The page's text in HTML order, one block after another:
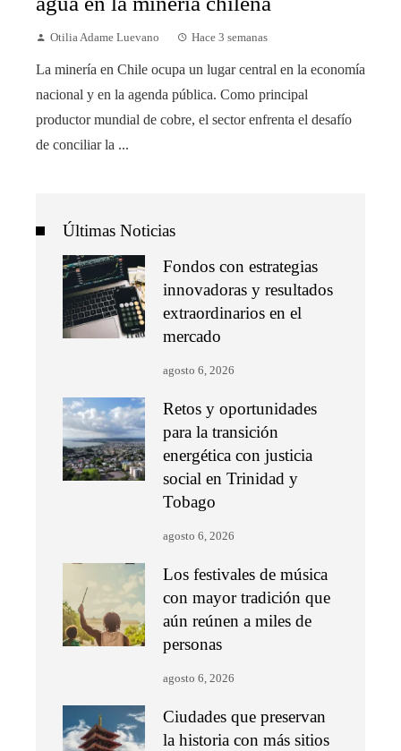
Otilia Adame Luevano Hace 3 semanas
La minería en Chile ocupa un lugar central en la economía
nacional y en la agenda pública. Como principal
productor mundial de cobre, el sector enfrenta el desafío
de conciliar la ...
Últimas Noticias
Fondos con estrategias
innovadoras y resultados
extraordinarios en el
mercado
agosto 6, 2026
Retos y oportunidades
para la transición
energética con justicia
social en Trinidad y
Tobago
agosto 6, 2026
Los festivales de música
con mayor tradición que
aún reúnen a miles de
personas
agosto 6, 2026
Ciudades que preservan
la historia con más sitios